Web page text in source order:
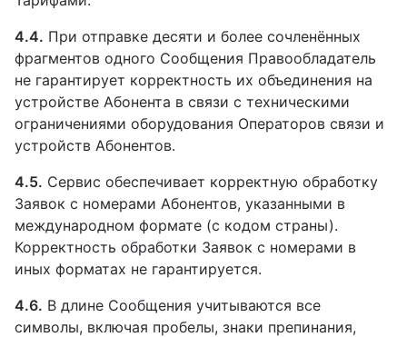
4.4. При отправке десяти и более сочленённых
фрагментов одного Сообщения Правообладатель
не гарантирует корректность их объединения на
устройстве Абонента в связи с техническими
ограничениями оборудования Операторов связи и
устройств Абонентов.
4.5. Сервис обеспечивает корректную обработку
Заявок с номерами Абонентов, указанными в
международном формате (с кодом страны).
Корректность обработки Заявок с номерами в
иных форматах не гарантируется.
4.6. В длине Сообщения учитываются все
символы, включая пробелы, знаки препинания,